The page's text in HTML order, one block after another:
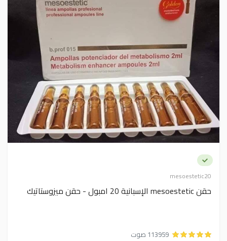
mesoestetic20
حقن mesoestetic الإسبانية 20 امبول - حقن ميزوستاتيك
113959 صوت